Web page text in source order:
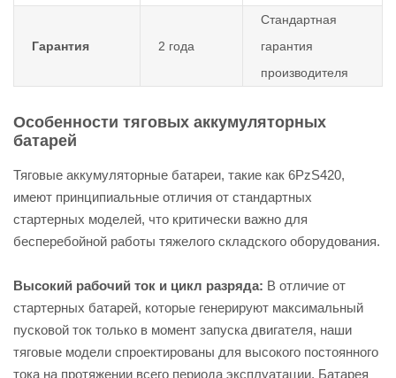
Гарантия 2 года
Стандартная
гарантия
производителя
Особенности тяговых аккумуляторных
батарей
Тяговые аккумуляторные батареи, такие как 6PzS420,
имеют принципиальные отличия от стандартных
стартерных моделей, что критически важно для
бесперебойной работы тяжелого складского оборудования.
Высокий рабочий ток и цикл разряда: В отличие от
стартерных батарей, которые генерируют максимальный
пусковой ток только в момент запуска двигателя, наши
тяговые модели спроектированы для высокого постоянного
тока на протяжении всего периода эксплуатации. Батарея